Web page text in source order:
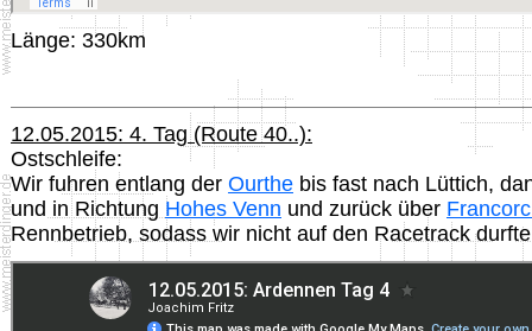
Länge: 330km
12.05.2015: 4. Tag (Route 40..):
Ostschleife:
Wir fuhren entlang der Ourthe bis fast nach Lüttich,
und in Richtung Hohes Venn und zurück über
Rennbetrieb, sodass wir nicht auf den Racetrack